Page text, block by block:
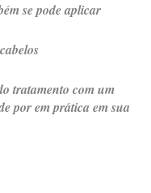
se pode aplicar
tratamento com um
por em prática em sua